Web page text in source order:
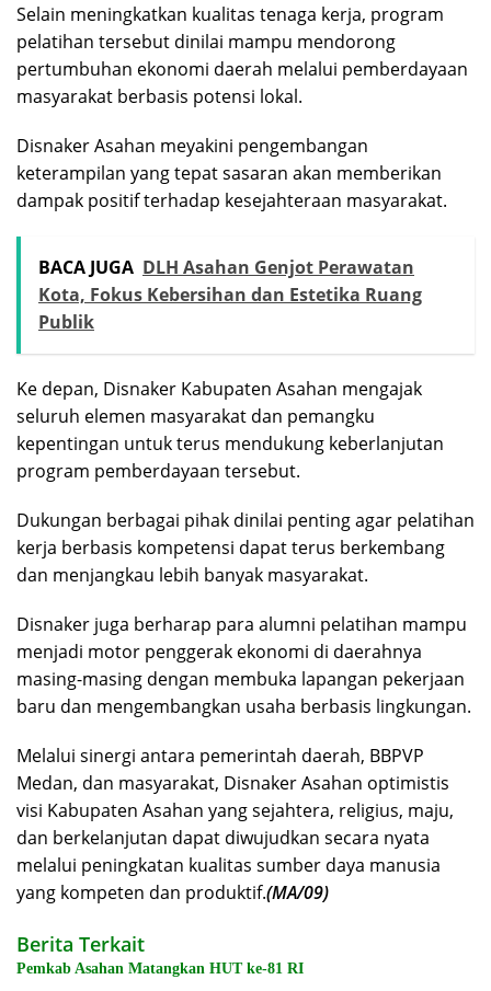
Selain meningkatkan kualitas tenaga kerja, program
pelatihan tersebut dinilai mampu mendorong
pertumbuhan ekonomi daerah melalui pemberdayaan
masyarakat berbasis potensi lokal.
Disnaker Asahan meyakini pengembangan
keterampilan yang tepat sasaran akan memberikan
dampak positif terhadap kesejahteraan masyarakat.
BACA JUGA DLH Asahan Genjot Perawatan
Kota, Fokus Kebersihan dan Estetika Ruang
Publik
Ke depan, Disnaker Kabupaten Asahan mengajak
seluruh elemen masyarakat dan pemangku
kepentingan untuk terus mendukung keberlanjutan
program pemberdayaan tersebut.
Dukungan berbagai pihak dinilai penting agar pelatihan
kerja berbasis kompetensi dapat terus berkembang
dan menjangkau lebih banyak masyarakat.
Disnaker juga berharap para alumni pelatihan mampu
menjadi motor penggerak ekonomi di daerahnya
masing-masing dengan membuka lapangan pekerjaan
baru dan mengembangkan usaha berbasis lingkungan.
Melalui sinergi antara pemerintah daerah, BBPVP
Medan, dan masyarakat, Disnaker Asahan optimistis
visi Kabupaten Asahan yang sejahtera, religius, maju,
dan berkelanjutan dapat diwujudkan secara nyata
melalui peningkatan kualitas sumber daya manusia
yang kompeten dan produktif.(MA/09)
Berita Terkait
Pemkab Asahan Matangkan HUT ke-81 RI